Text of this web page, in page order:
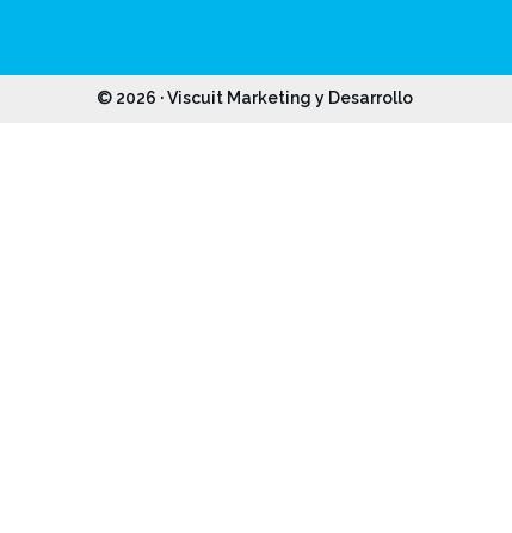
© 2026 · Viscuit Marketing y Desarrollo